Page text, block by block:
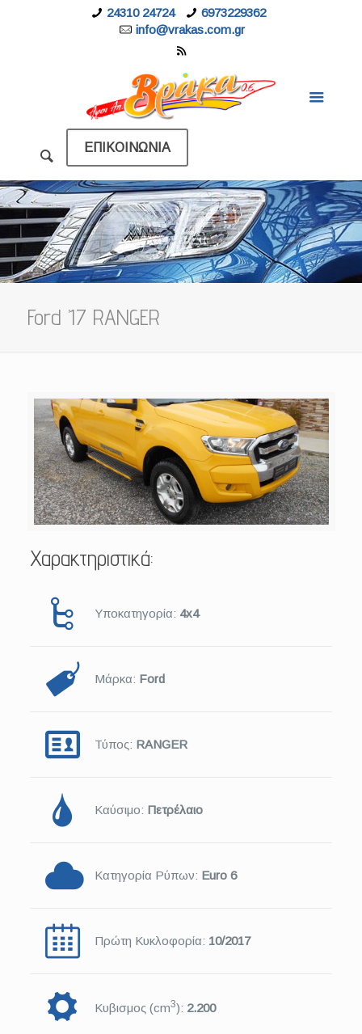
24310 24724
6973229362
info@vrakas.com.gr
ΕΠΙΚΟΙΝΩΝΙΑ
Ford ’17 RANGER
Χαρακτηριστικά:
Υποκατηγορία: 4x4
Μάρκα: Ford
Τύπος: RANGER
Καύσιμο: Πετρέλαιο
Κατηγορία Ρύπων: Euro 6
Πρώτη Κυκλοφορία: 10/2017
Κυβισμος (cm3): 2.200